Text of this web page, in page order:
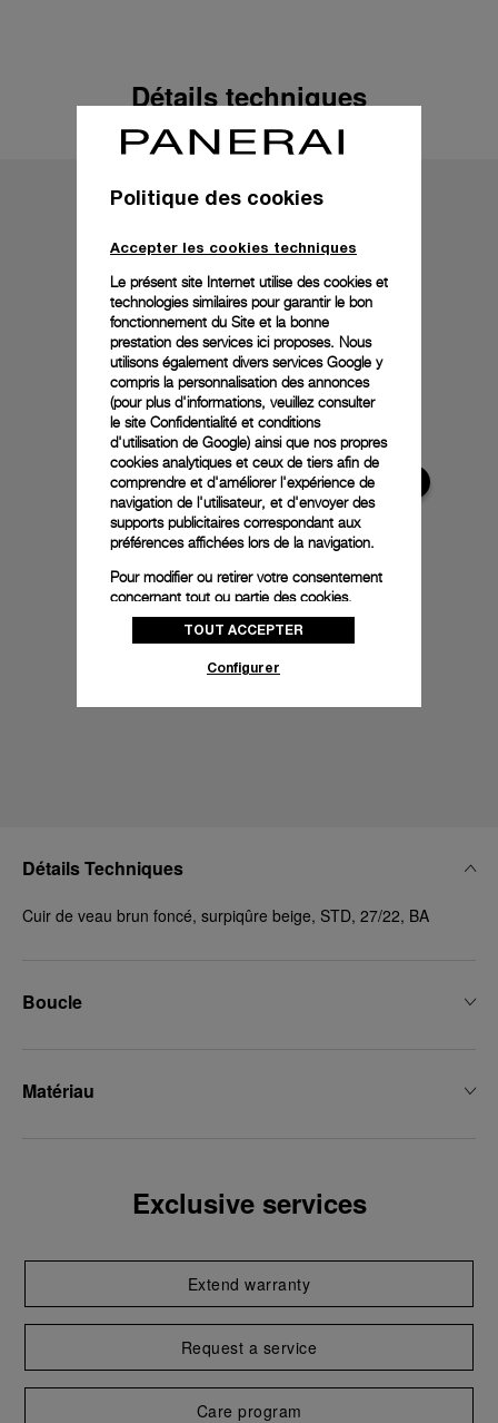
Détails techniques
Détails Techniques
Cuir de veau brun foncé, surpiqûre beige, STD, 27/22, BA
Boucle
Matériau
Exclusive services
Extend warranty
Request a service
Care program
Politique des cookies
Accepter les cookies techniques
Le présent site Internet utilise des cookies et
technologies similaires pour garantir le bon
fonctionnement du Site et la bonne
prestation des services ici proposes. Nous
utilisons également divers services Google y
compris la personnalisation des annonces
(pour plus d'informations, veuillez consulter
le site Confidentialité et conditions
d'utilisation de Google) ainsi que nos propres
cookies analytiques et ceux de tiers afin de
comprendre et d'améliorer l'expérience de
navigation de l'utilisateur, et d'envoyer des
supports publicitaires correspondant aux
préférences affichées lors de la navigation.
Pour modifier ou retirer votre consentement
concernant tout ou partie des cookies,
cliquez sur « Configurer » ou consultez notre
politique des cookiespour obtenir plus
donnez votre consentement pour l’utilisation
TOUT ACCEPTER
Configurer